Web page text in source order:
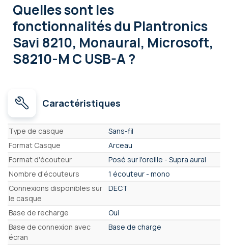
Quelles sont les
fonctionnalitésdu Plantronics
Savi 8210, Monaural, Microsoft,
S8210-M C USB-A ?
Caractéristiques
Caractéristiques
Type de casque
Sans-fil
Format Casque
Arceau
Format d'écouteur
Posé sur l'oreille - Supra aural
Nombre d'écouteurs
1 écouteur - mono
Connexions disponibles sur
le casque
DECT
Base de recharge
Oui
Base de connexion avec
écran
Base de charge